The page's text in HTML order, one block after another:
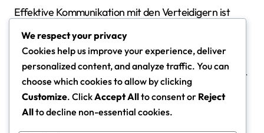
Effektive Kommunikation mit den Verteidigern ist
Bedeutung. Torhüter sollten Anweisungen laut
aussprechen und Feedback geben, um
sicherzustellen, dass die defensive Einheit organisiert
bleibt und sich möglicher Bedrohungen bewusst ist.
Dies hilft, eine kohärente defensive Strategie
We respect your privacy
Cookies help us improve your experience, deliver
personalized content, and analyze traffic. You can
choose which cookies to allow by clicking
Customize. ClickAccept Allto consent or Reject
Allto decline non-essential cookies.